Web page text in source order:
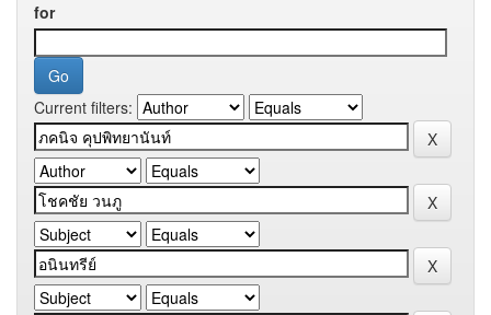
for
Current filters: